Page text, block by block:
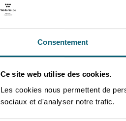
Consentement
Ce site web utilise des cookies.
Les cookies nous permettent de
sociaux et d'analyser notre trafic.